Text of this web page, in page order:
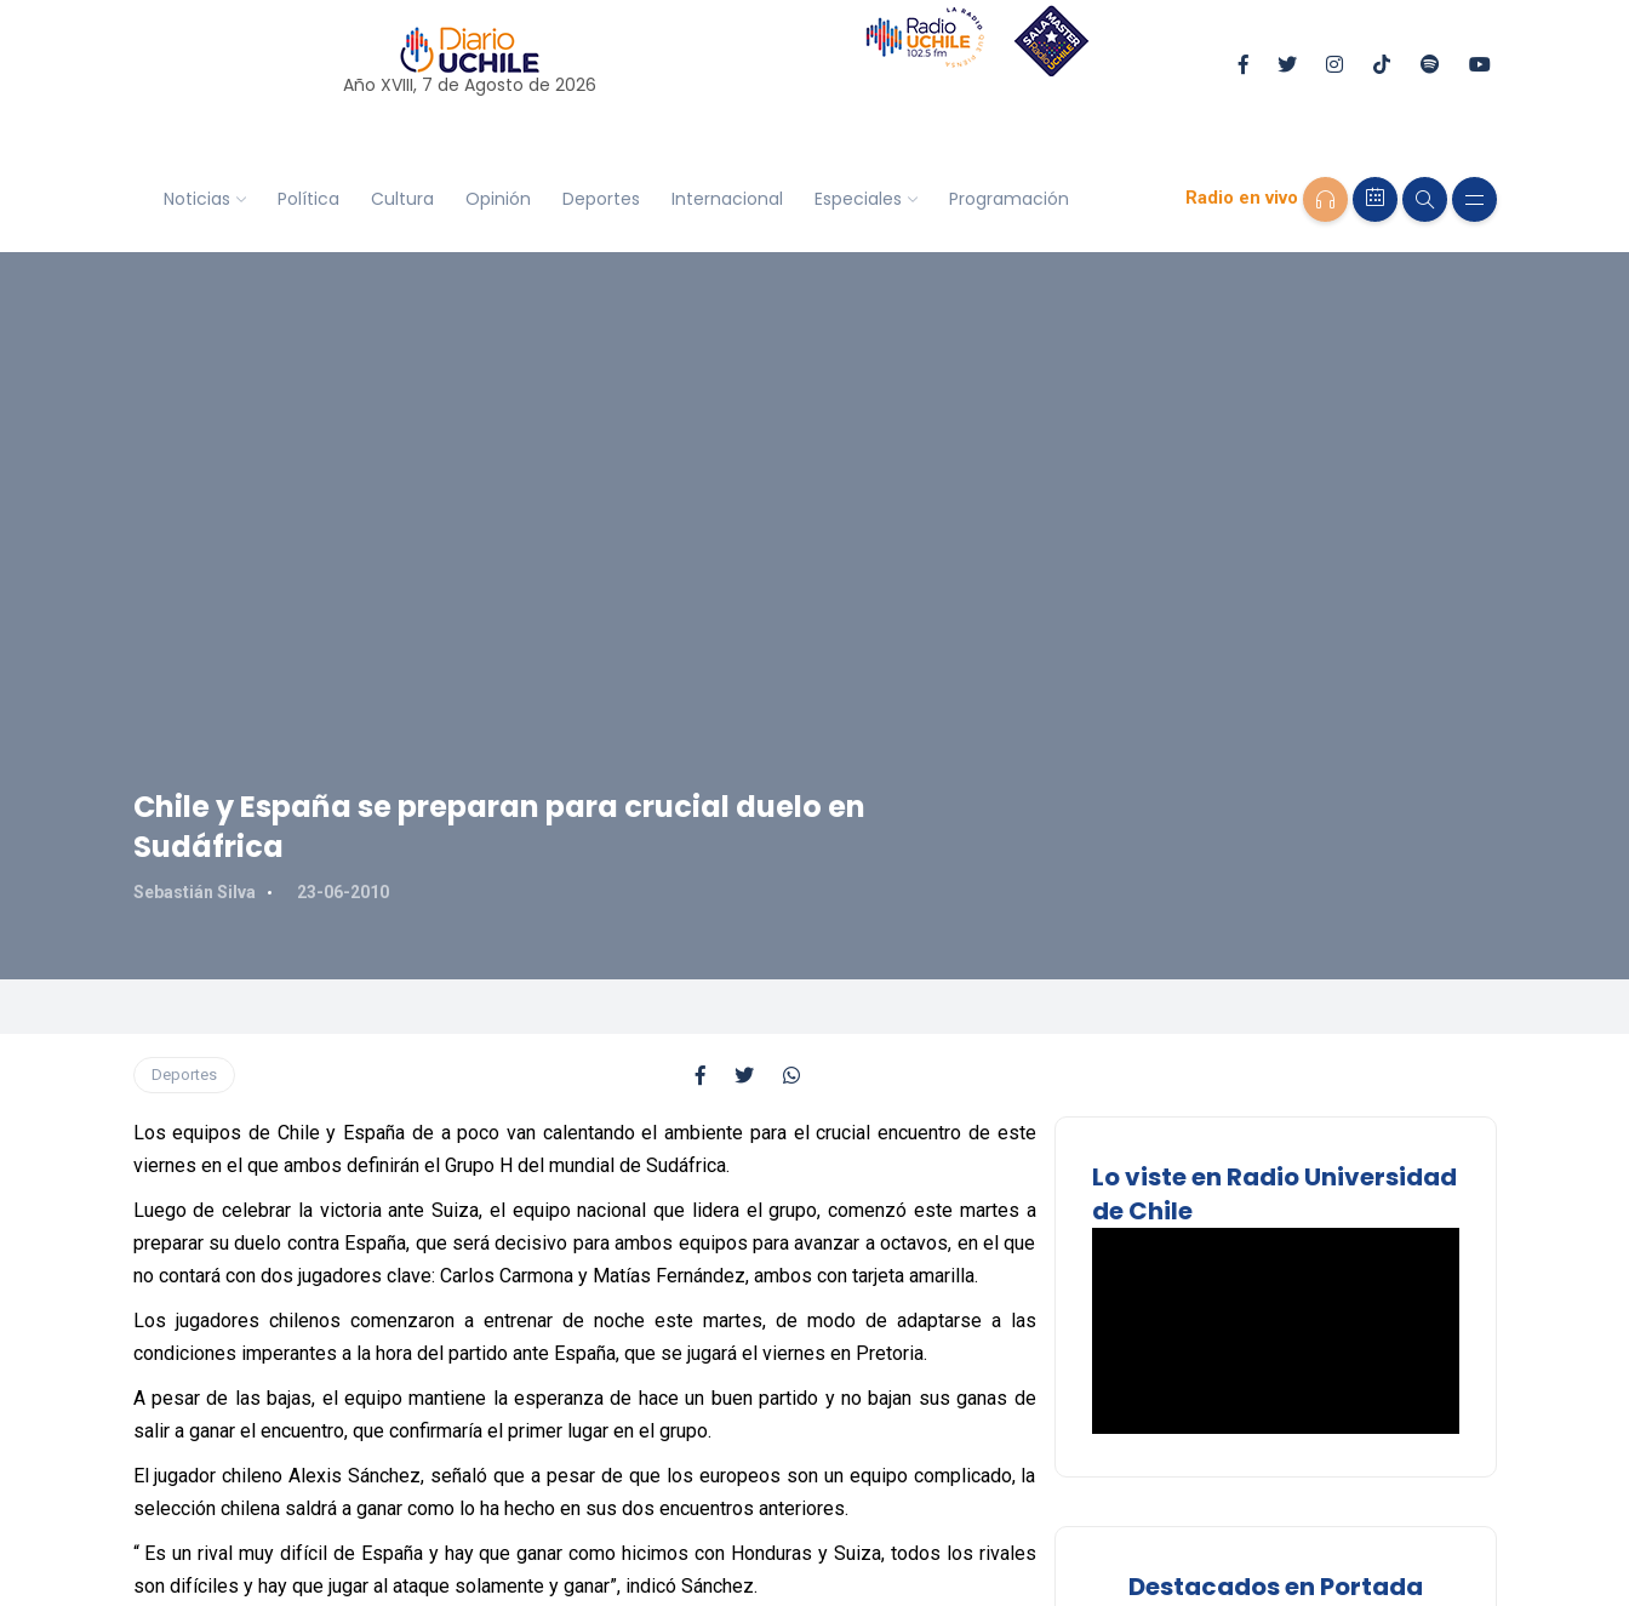
Año XVIII, 7 de Agosto de 2026
Noticias Política Cultura Opinión Deportes Internacional Especiales Programación Radio en vivo
Chile y España se preparan para crucial duelo en
Sudáfrica
Sebastián Silva 23-06-2010
Deportes
Los equipos de Chile y España de a poco van calentando el ambiente para el crucial encuentro de este
viernes en el que ambos definirán el Grupo H del mundial de Sudáfrica.
Luego de celebrar la victoria ante Suiza, el equipo nacional que lidera el grupo, comenzó este martes a
preparar su duelo contra España, que será decisivo para ambos equipos para avanzar a octavos, en el que
no contará con dos jugadores clave: Carlos Carmona y Matías Fernández, ambos con tarjeta amarilla.
Los jugadores chilenos comenzaron a entrenar de noche este martes, de modo de adaptarse a las
condiciones imperantes a la hora del partido ante España, que se jugará el viernes en Pretoria.
A pesar de las bajas, el equipo mantiene la esperanza de hace un buen partido y no bajan sus ganas de
salir a ganar el encuentro, que confirmaría el primer lugar en el grupo.
El jugador chileno Alexis Sánchez, señaló que a pesar de que los europeos son un equipo complicado, la
selección chilena saldrá a ganar como lo ha hecho en sus dos encuentros anteriores.
“ Es un rival muy difícil de España y hay que ganar como hicimos con Honduras y Suiza, todos los rivales
son difíciles y hay que jugar al ataque solamente y ganar”, indicó Sánchez.
Lo viste en Radio Universidad
de Chile
Destacados en Portada